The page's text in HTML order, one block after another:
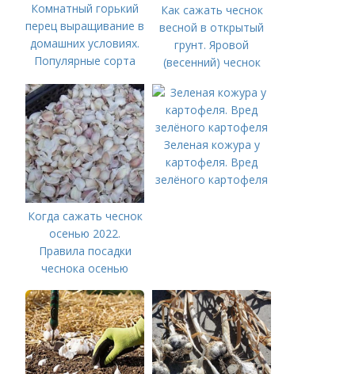
Комнатный горький
перец выращивание в
домашних условиях.
Популярные сорта
выращивания в доме
Как сажать чеснок
весной в открытый
грунт. Яровой
(весенний) чеснок
Когда сажать чеснок
осенью 2022.
Правила посадки
чеснока осенью
Зеленая кожура у
картофеля. Вред
зелёного картофеля